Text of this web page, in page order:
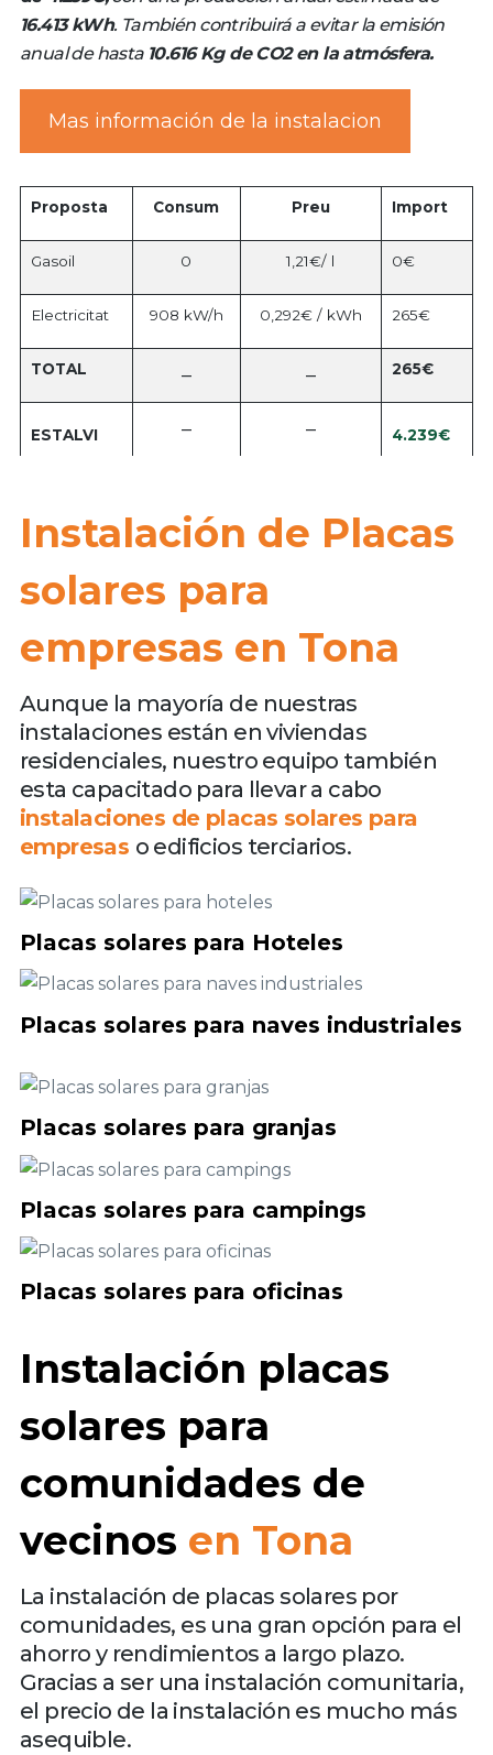
16.413 kWh. También contribuirá a evitar la emisión
anual de hasta 10.616 Kg de CO2 en la atmósfera.
Mas información de la instalacion
Proposta Consum Preu Import
Gasoil 0 1,21€/ l 0€
Electricitat 908 kW/h 0,292€ / kWh 265€
TOTAL – – 265€
ESTALVI – – 4.239€
Instalación de Placas
solares para
empresas en Tona
Aunque la mayoría de nuestras
instalaciones están en viviendas
residenciales, nuestro equipo también
esta capacitado para llevar a cabo
instalaciones de placas solares para
empresas o edificios terciarios.
Placas solares para Hoteles
Placas solares para naves industriales
Placas solares para granjas
Placas solares para campings
Placas solares para oficinas
Instalación placas
solares para
comunidades de
vecinos en Tona
La instalación de placas solares por
comunidades, es una gran opción para el
ahorro y rendimientos a largo plazo.
Gracias a ser una instalación comunitaria,
el precio de la instalación es mucho más
asequible.